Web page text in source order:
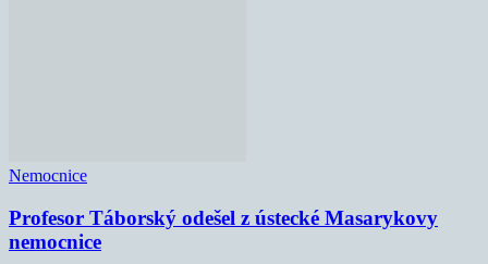
Nemocnice
Profesor Táborský odešel z ústecké Masarykovy
nemocnice